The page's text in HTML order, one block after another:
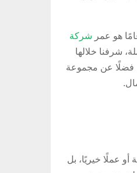
شركة
شرفنا خلالها
فضلًا عن مجموعة
عملًا خيريًا، بل